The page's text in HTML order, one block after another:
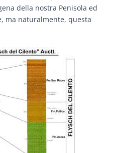
della nostra Penisola ed
ma naturalmente, questa